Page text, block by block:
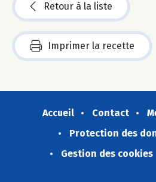
Retour à la liste
Imprimer la recette
Accueil Contact
Protection des
Gestion des cookies